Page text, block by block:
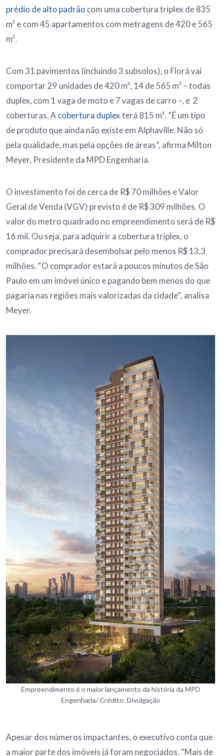
prédio de alto padrão com uma cobertura triplex de 835
m² e com 45 apartamentos com metragens de 420 e 565
m².
Com 31 pavimentos (incluindo 3 subsolos), o Florá vai
comportar 29 unidades de 420 m², 14 de 565 m² – todas
duplex, com 1 vaga de moto e 7 vagas de carro –, e 2
coberturas. A cobertura duplexterá 815 m². “É um tipo
de produto que ainda não existe em Alphaville. Não só
pela qualidade, mas pela opções de áreas”, afirma Milton
Meyer, Presidente da MPD Engenharia.
O investimento foi de cerca de R$ 70 milhões e Valor
Geral de Venda (VGV) previsto é de R$ 309 milhões. O
valor do metro quadrado no empreendimento será de R$
16 mil. Ou seja, para adquirir a cobertura triplex, o
comprador precisará desembolsar pelo menos R$ 13,3
milhões. “O comprador estará a poucos minutos de São
Paulo em um imóvel único e pagando bem menos do que
pagaria nas regiões mais valorizadas da cidade”, analisa
Meyer.
Empreendimento é o maior lançamento da história da MPD
Engenharia/ Crédito: Divulgação
Apesar dos números impactantes, o executivo conta que
a maior parte dos imóveis já foram negociados. “Mais de